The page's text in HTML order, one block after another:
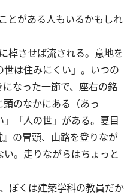
とがある人もいるかもしれ
棹させば流される。意地を
は住みにくい」。いつの
なった一節で、座右の銘
のなかにある（あっ
「人の世」がある。夏目
の冒頭、山路を登りなが
。走りながらはちょっと
ぼくは建築学科の教員だか